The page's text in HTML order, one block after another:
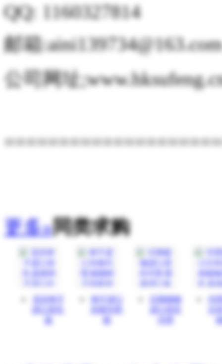
QQ: 1160327814
邮箱:aini139734@163.com
公司网址
更多»同类求购
花卉种子
种子进口
日韩植物